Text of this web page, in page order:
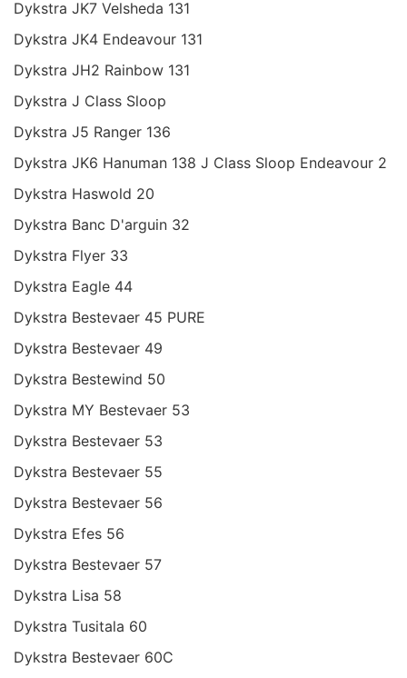
Dykstra JK7 Velsheda 131
Dykstra JK4 Endeavour 131
Dykstra JH2 Rainbow 131
Dykstra J Class Sloop
Dykstra J5 Ranger 136
Dykstra JK6 Hanuman 138 J Class Sloop Endeavour 2
Dykstra Haswold 20
Dykstra Banc D'arguin 32
Dykstra Flyer 33
Dykstra Eagle 44
Dykstra Bestevaer 45 PURE
Dykstra Bestevaer 49
Dykstra Bestewind 50
Dykstra MY Bestevaer 53
Dykstra Bestevaer 53
Dykstra Bestevaer 55
Dykstra Bestevaer 56
Dykstra Efes 56
Dykstra Bestevaer 57
Dykstra Lisa 58
Dykstra Tusitala 60
Dykstra Bestevaer 60C